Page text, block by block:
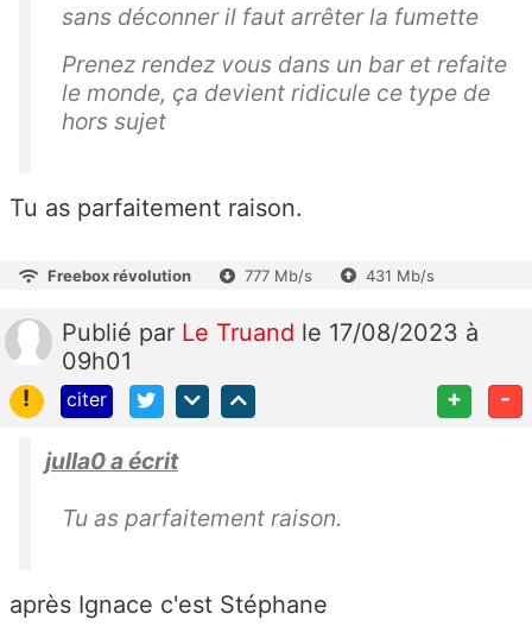
sans déconner il faut arrêter la fumette
Prenez rendez vous dans un bar et refaite
le monde, ça devient ridicule ce type de
hors sujet
Tu as parfaitement raison.
Freebox révolution 777 Mb/s 431 Mb/s
Publié par Le Truand le 17/08/2023 à
09h01
!
citer + -
julla0 a écrit
Tu as parfaitement raison.
après Ignace c'est Stéphane